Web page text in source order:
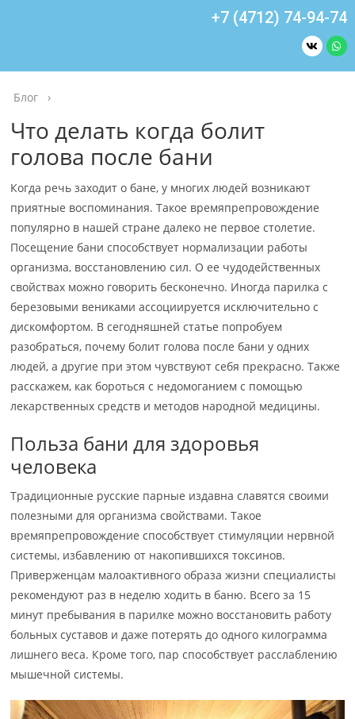
+7 (4712) 74-94-74
Блог ›
Что делать когда болит
голова после бани
Когда речь заходит о бане, у многих людей возникают
приятные воспоминания. Такое времяпрепровождение
популярно в нашей стране далеко не первое столетие.
Посещение бани способствует нормализации работы
организма, восстановлению сил. О ее чудодейственных
свойствах можно говорить бесконечно. Иногда парилка с
березовыми вениками ассоциируется исключительно с
дискомфортом. В сегодняшней статье попробуем
разобраться, почему болит голова после бани у одних
людей, а другие при этом чувствуют себя прекрасно. Также
расскажем, как бороться с недомоганием с помощью
лекарственных средств и методов народной медицины.
Польза бани для здоровья
человека
Традиционные русские парные издавна славятся своими
полезными для организма свойствами. Такое
времяпрепровождение способствует стимуляции нервной
системы, избавлению от накопившихся токсинов.
Приверженцам малоактивного образа жизни специалисты
рекомендуют раз в неделю ходить в баню. Всего за 15
минут пребывания в парилке можно восстановить работу
больных суставов и даже потерять до одного килограмма
лишнего веса. Кроме того, пар способствует расслаблению
мышечной системы.